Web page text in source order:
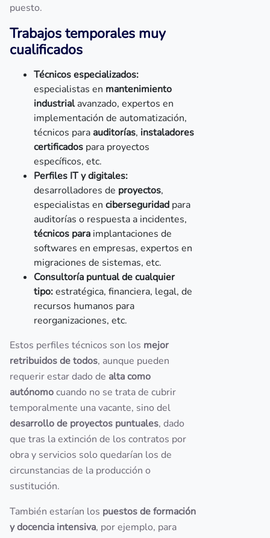
puesto.
Trabajos temporales muy
cualificados
Técnicos especializados:
especialistas en mantenimiento
industrialavanzado, expertos en
implementación de automatización,
técnicos para auditorías, instaladores
certificados para proyectos
específicos, etc.
Perfiles IT y digitales:
desarrolladores de proyectos,
especialistas en ciberseguridad para
auditorías o respuesta a incidentes,
técnicos para implantaciones de
softwares en empresas, expertos en
migraciones de sistemas, etc.
Consultoría puntual de cualquier
tipo:estratégica, financiera, legal, de
recursos humanos para
reorganizaciones, etc.
Estos perfiles técnicos son los mejor
retribuidos de todos, aunque pueden
requerir estar dado de alta como
autónomocuando no se trata de cubrir
temporalmente una vacante, sino del
desarrollo de proyectos puntuales, dado
que tras la extinción de los contratos por
obra y servicios solo quedarían los de
circunstancias de la producción o
sustitución.
También estarían los puestos de formación
y docencia intensiva, por ejemplo, para